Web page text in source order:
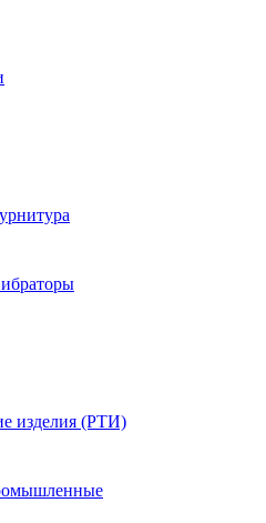
изделия (РТИ)